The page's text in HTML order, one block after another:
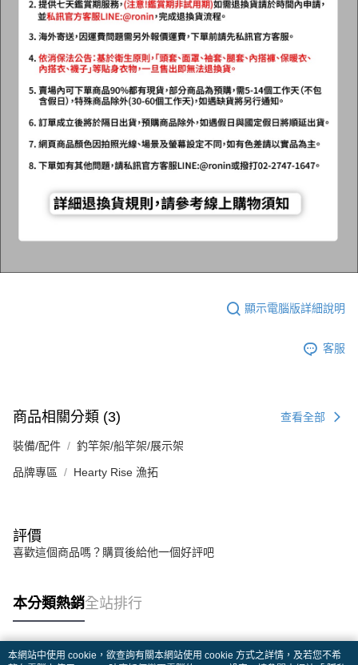
顯示電腦版詳細說明
客服
商品相關分類 (3) 查看全部
裝備/配件 釣竿架/船竿架/展示架
品牌專區 Hearty Rise 漁拓
評價
喜歡這個商品嗎？購買後給他一個好評吧
本分類熱銷全站排行
本網站中使用 cookie，欲查詢有關本網站使用 cookie 方式之詳情，及若您不希